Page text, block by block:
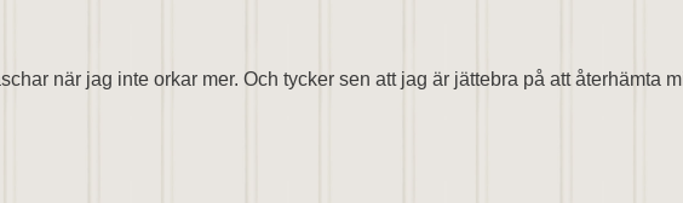
när jag inte orkar mer. Och tycker sen att jag är jättebra på att återhämta